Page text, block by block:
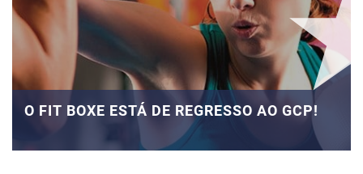
O FIT BOXE ESTÁ DE REGRESSO AO GCP!